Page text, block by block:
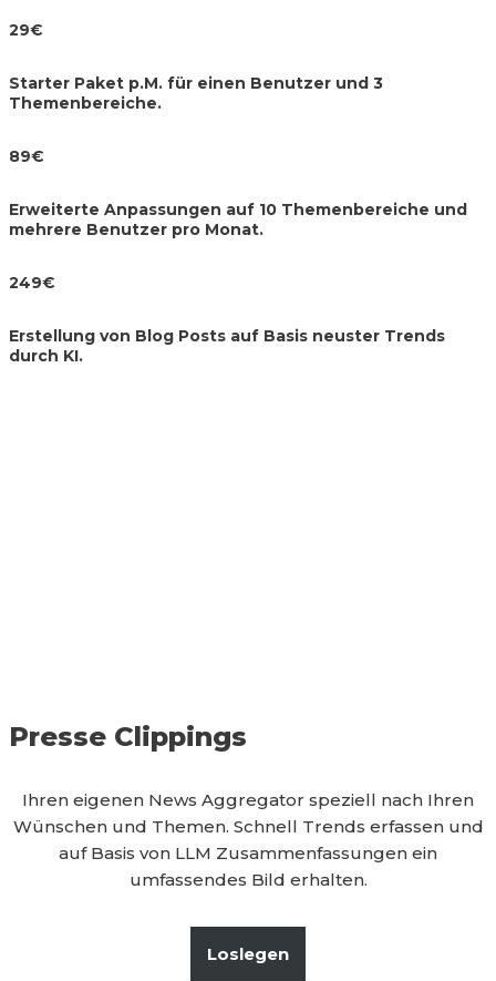
29€
Starter Paket p.M.für einen Benutzer und 3
Themenbereiche.
89€
Erweiterte Anpassungen auf 10 Themenbereiche und
mehrere Benutzer pro Monat.
249€
Erstellung von Blog Postsauf Basis neuster Trends
durch KI.
Presse Clippings
Ihren eigenen News Aggregator speziell nach Ihren
Wünschen und Themen. Schnell Trends erfassen und
auf Basis von LLM Zusammenfassungen ein
umfassendes Bild erhalten.
Loslegen